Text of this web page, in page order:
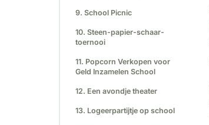
9. School Picnic
10. Steen-papier-schaar-
toernooi
11. Popcorn Verkopen voor
Geld Inzamelen School
12. Een avondje theater
13. Logeerpartijtje op school